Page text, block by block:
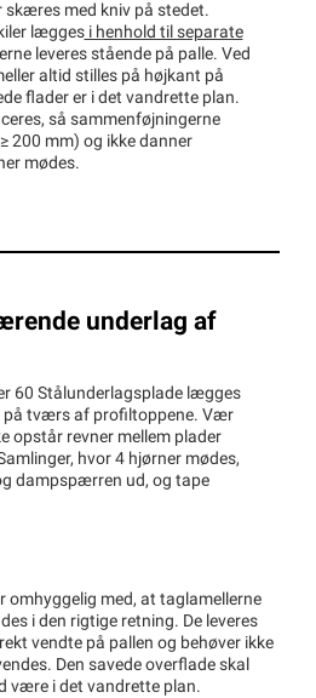
skæres med kniv på stedet.
læggesi henhold til separate
leveres stående på palle. Ved
altid stilles på højkant på
flader er i det vandrette plan.
så sammenføjningerne
200 mm) og ikke danner
mødes.
underlag af
60 Stålunderlagsplade lægges
på tværs af profiltoppene. Vær
opstår revner mellem plader
hvor 4 hjørner mødes,
dampspærren ud, og tape
omhyggelig med, at taglamellerne
i den rigtige retning. De leveres
vendte på pallen og behøver ikke
Den savede overflade skal
være i det vandrette plan.